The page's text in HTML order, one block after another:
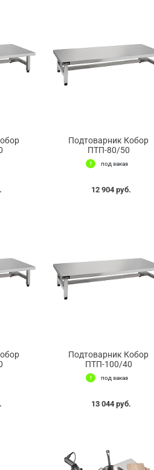
Подтоварник Кобор
ПТП-80/50
под заказ
12 904 руб.
Подтоварник Кобор
ПТП-100/40
под заказ
13 044 руб.